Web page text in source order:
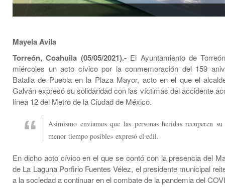
Mayela Avila
Torreón, Coahuila (05/05/2021).-El Ayuntamiento de
miércoles un acto cívico por la conmemoración del 159
Batalla de Puebla en la Plaza Mayor, acto en el que el
Galván expresó su solidaridad con las víctimas del accidente
línea 12 del Metro de la Ciudad de México.
Asimismo enviamos que las personas heridas recuperen
menor tiempo posible» expresó el edil.
En dicho acto cívico en el que se contó con la presencia del
de La Laguna Porfirio Fuentes Vélez, el presidente municipal
a la sociedad a continuar en el combate de la pandemia del